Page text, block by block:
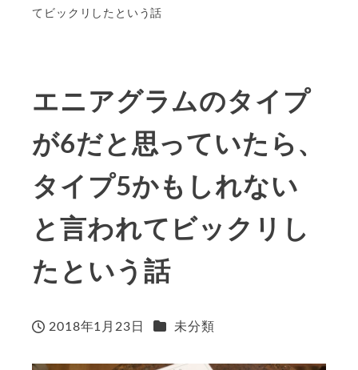
てビックリしたという話
エニアグラムのタイプ
が6だと思っていたら、
タイプ5かもしれない
と言われてビックリし
たという話
投稿日
2018年1月23日 カテゴリー
未分類